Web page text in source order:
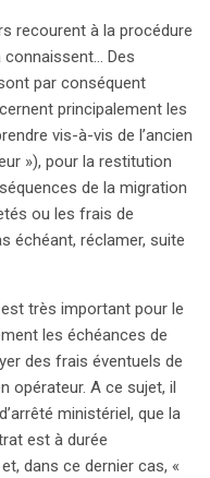
recourent à la procédure
connaissent… Des
par conséquent
principalement les
vis-à-vis de l’ancien
»), pour la restitution
de la migration
ou les frais de
échéant, réclamer, suite
est très important pour le
les échéances de
des frais éventuels de
opérateur. A ce sujet, il
ministériel, que la
est à durée
dans ce dernier cas, «